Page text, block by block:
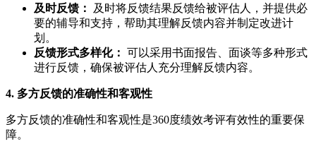
及时反馈：
及时将反馈结果反馈给被评估人，并提供必
要的辅导和支持，帮助其理解反馈内容并制定改进计
划。
反馈形式多样化： 可以采用书面报告、面谈等多种形式
进行反馈，确保被评估人充分理解反馈内容。
4. 多方反馈的准确性和客观性
多方反馈的准确性和客观性是360度绩效考评有效性的重要保
障。